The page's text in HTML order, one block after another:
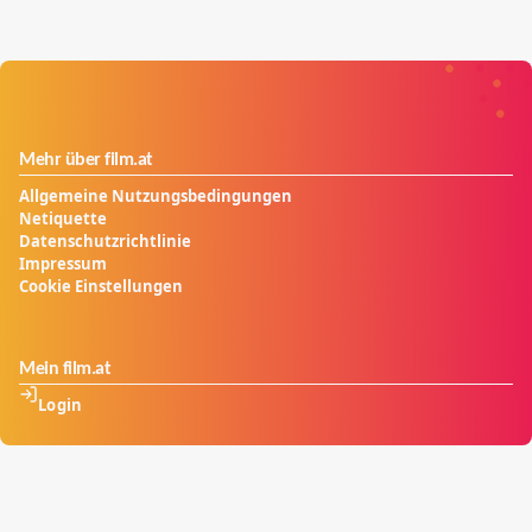
Mehr über film.at
Allgemeine Nutzungsbedingungen
Netiquette
Datenschutzrichtlinie
Impressum
Cookie Einstellungen
Mein film.at
Login